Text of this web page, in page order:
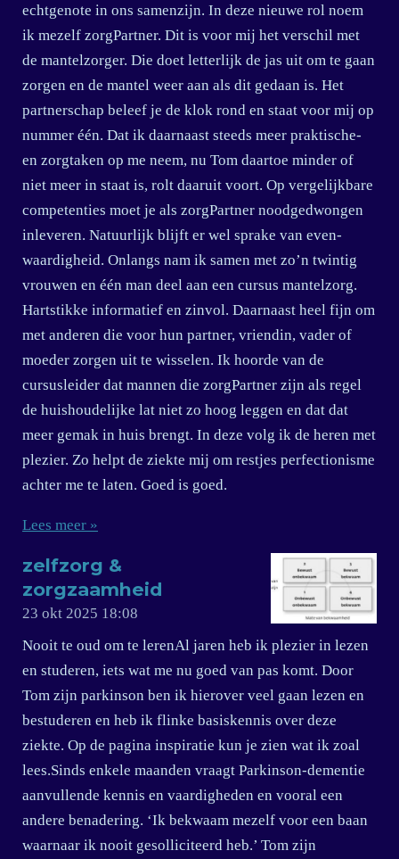
echtgenote in ons samenzijn. In deze nieuwe rol noem
ik mezelf zorgPartner. Dit is voor mij het verschil met
de mantelzorger. Die doet letterlijk de jas uit om te gaan
zorgen en de mantel weer aan als dit gedaan is. Het
partnerschap beleef je de klok rond en staat voor mij op
nummer één. Dat ik daarnaast steeds meer praktische-
en zorgtaken op me neem, nu Tom daartoe minder of
niet meer in staat is, rolt daaruit voort. Op vergelijkbare
competenties moet je als zorgPartner noodgedwongen
inleveren. Natuurlijk blijft er wel sprake van even-
waardigheid. Onlangs nam ik samen met zo’n twintig
vrouwen en één man deel aan een cursus mantelzorg.
Hartstikke informatief en zinvol. Daarnaast heel fijn om
met anderen die voor hun partner, vriendin, vader of
moeder zorgen uit te wisselen. Ik hoorde van de
cursusleider dat mannen die zorgPartner zijn als regel
de huishoudelijke lat niet zo hoog leggen en dat dat
meer gemak in huis brengt. In deze volg ik de heren met
plezier. Zo helpt de ziekte mij om restjes perfectionisme
achter me te laten. Goed is goed.
Lees meer »
zelfzorg &
zorgzaamheid
23 okt 2025 18:08
Nooit te oud om te lerenAl jaren heb ik plezier in lezen
en studeren, iets wat me nu goed van pas komt. Door
Tom zijn parkinson ben ik hierover veel gaan lezen en
bestuderen en heb ik flinke basiskennis over deze
ziekte. Op de pagina inspiratie kun je zien wat ik zoal
lees.Sinds enkele maanden vraagt Parkinson-dementie
aanvullende kennis en vaardigheden en vooral een
andere benadering. ‘Ik bekwaam mezelf voor een baan
waarnaar ik nooit gesolliciteerd heb.’ Tom zijn